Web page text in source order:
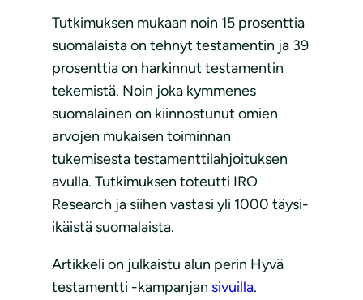
Tutkimuksen mukaan noin 15 prosenttia
suomalaista on tehnyt testamentin ja 39
prosenttia on harkinnut testamentin
tekemistä. Noin joka kymmenes
suomalainen on kiinnostunut omien
arvojen mukaisen toiminnan
tukemisesta testamenttilahjoituksen
avulla. Tutkimuksen toteutti IRO
Research ja siihen vastasi yli 1000 täysi-
ikäistä suomalaista.
Artikkeli on julkaistu alun perin Hyvä
testamentti -kampanjan sivuilla.